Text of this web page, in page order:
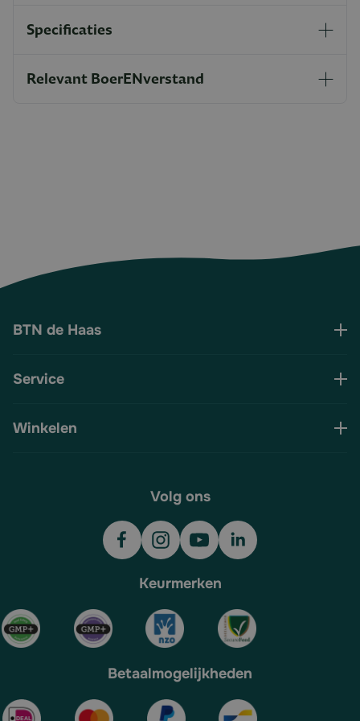
Specificaties
Relevant BoerENverstand
BTN de Haas
Service
Winkelen
Volg ons
Keurmerken
Betaalmogelijkheden